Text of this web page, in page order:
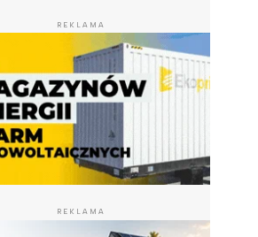
REKLAMA
REKLAMA